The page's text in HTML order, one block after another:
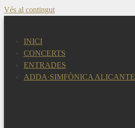
Vés al contingut
INICI
CONCERTS
ENTRADES
ADDA·SIMFÒNICA ALICANTE